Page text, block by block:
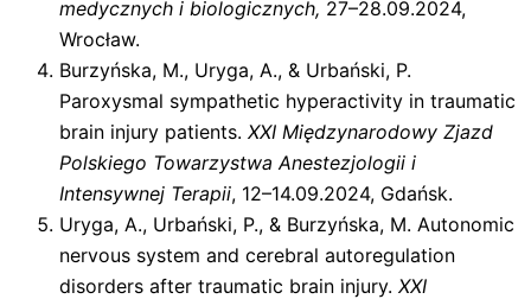
medycznych i biologicznych, 27–28.09.2024,
Wrocław.
Burzyńska, M., Uryga, A., & Urbański, P.
Paroxysmal sympathetic hyperactivity in traumatic
brain injury patients. XXI Międzynarodowy Zjazd
Polskiego Towarzystwa Anestezjologii i
Intensywnej Terapii, 12–14.09.2024, Gdańsk.
Uryga, A., Urbański, P., & Burzyńska, M. Autonomic
nervous system and cerebral autoregulation
disorders after traumatic brain injury. XXI